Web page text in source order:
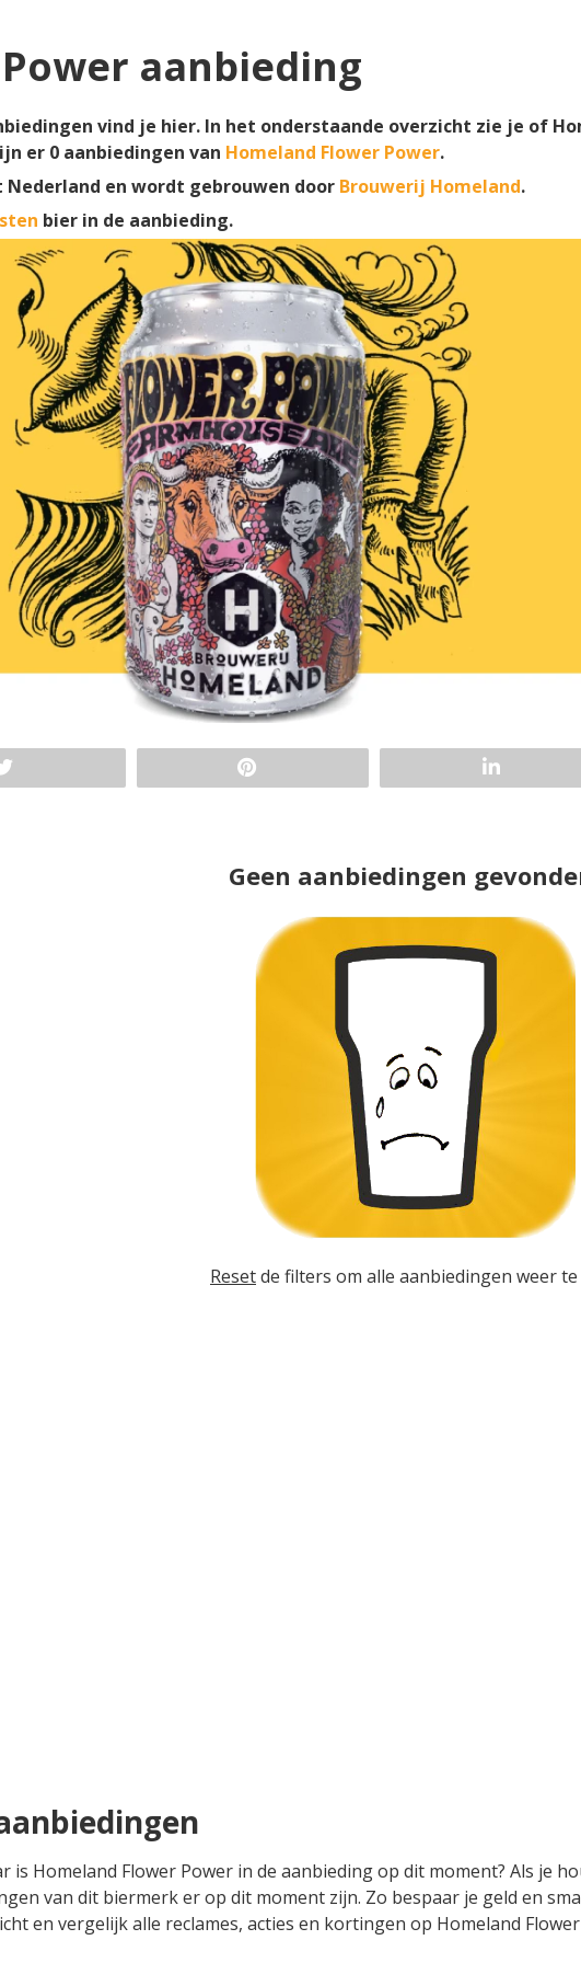
aanbieding
vind je hier. In het onderstaande overzicht zie je of
er 0 aanbiedingen van Homeland Flower Power.
Nederland en wordt gebrouwen door Brouwerij Homeland.
bier in de aanbieding.
Geen aanbiedingen
Resetde filters om alle aanbiedingen weer te
is Homeland Flower Power in de aanbieding op dit moment? Als je
van dit biermerk er op dit moment zijn. Zo bespaar je geld en
en vergelijk alle reclames, acties en kortingen op Homeland